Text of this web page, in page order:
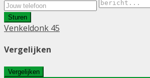
Sturen
Venkeldonk 45
Vergelijken
Vergelijken